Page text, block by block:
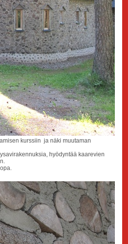
kurssiin ja näki muutaman
hyödyntää kaarevien